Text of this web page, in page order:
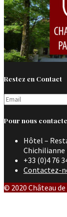
Restez en Contact
Pour nous
Hôtel –
Chichilianne
+33 (0)4 76
Contactez-
© 2020 Château